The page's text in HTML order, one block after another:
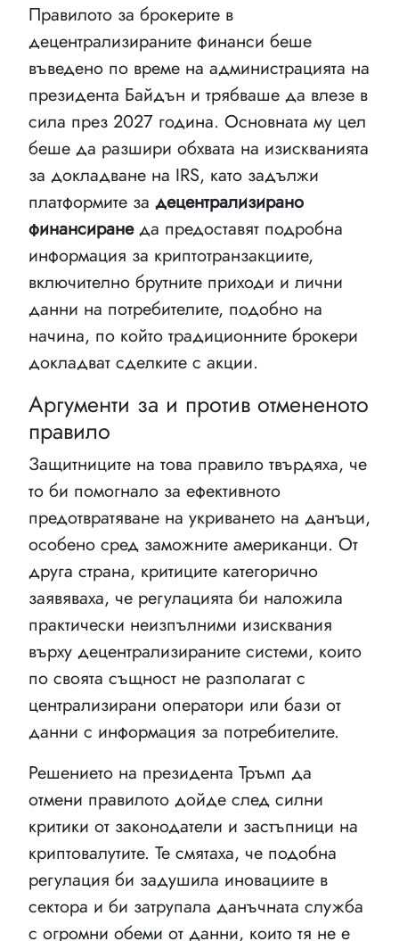
Правилото за брокерите в
децентрализираните финанси беше
въведено по време на администрацията на
президента Байдън и трябваше да влезе в
сила през 2027 година. Основната му цел
беше да разшири обхвата на изискванията
за докладване на IRS, като задължи
платформите за децентрализирано
финансиранеда предоставят подробна
информация за криптотранзакциите,
включително брутните приходи и лични
данни на потребителите, подобно на
начина, по който традиционните брокери
докладват сделките с акции.
Аргументи за и против отмененото
правило
Защитниците на това правило твърдяха, че
то би помогнало за ефективното
предотвратяване на укриването на данъци,
особено сред заможните американци. От
друга страна, критиците категорично
заявяваха, че регулацията би наложила
практически неизпълними изисквания
върху децентрализираните системи, които
по своята същност не разполагат с
централизирани оператори или бази от
данни с информация за потребителите.
Решението на президента Тръмп да
отмени правилото дойде след силни
критики от законодатели и застъпници на
криптовалутите. Те смятаха, че подобна
регулация би задушила иновациите в
сектора и би затрупала данъчната служба
с огромни обеми от данни, които тя не е